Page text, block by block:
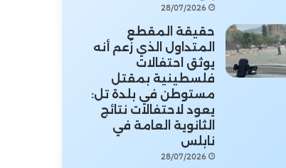
28/07/2026
حقيقة المقطع
المتداول الذي زُعم أنه
يوثق احتفالات
فلسطينية بمقتل
مستوطن في بلدة تل:
يعود لاحتفالات نتائج
الثانوية العامة في
نابلس
28/07/2026